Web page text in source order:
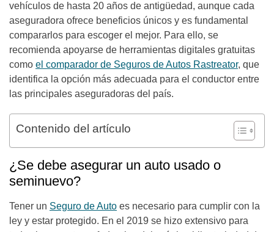
vehículos de hasta 20 años de antigüedad, aunque cada
aseguradora ofrece beneficios únicos y es fundamental
compararlos para escoger el mejor. Para ello, se
recomienda apoyarse de herramientas digitales gratuitas
como el comparador de Seguros de Autos Rastreator, que
identifica la opción más adecuada para el conductor entre
las principales aseguradoras del país.
Contenido del artículo
¿Se debe asegurar un auto usado o
seminuevo?
Tener un Seguro de Auto es necesario para cumplir con la
ley y estar protegido. En el 2019 se hizo extensivo para